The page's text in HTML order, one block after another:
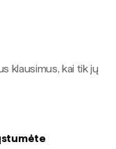
klausimus, kai tik jų